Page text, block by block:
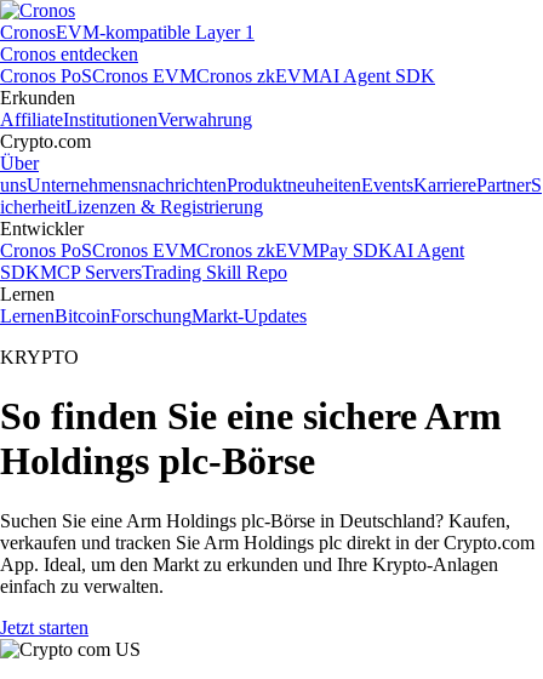
CronosEVM-kompatible Layer 1
Cronos entdecken
Cronos PoSCronos EVMCronos zkEVMAI Agent SDK
Erkunden
AffiliateInstitutionenVerwahrung
Crypto.com
Über
unsUnternehmensnachrichtenProduktneuheitenEventsKarrierePartnerS
icherheitLizenzen & Registrierung
Entwickler
Cronos PoSCronos EVMCronos zkEVMPay SDKAI Agent
SDKMCP ServersTrading Skill Repo
Lernen
LernenBitcoinForschungMarkt-Updates
KRYPTO
So finden Sie eine sichere Arm
Holdings plc-Börse
Suchen Sie eine Arm Holdings plc-Börse in Deutschland? Kaufen,
verkaufen und tracken Sie Arm Holdings plc direkt in der Crypto.com
App. Ideal, um den Markt zu erkunden und Ihre Krypto-Anlagen
einfach zu verwalten.
Jetzt starten